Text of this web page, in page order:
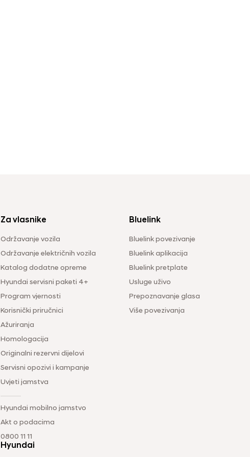
Za vlasnike
Održavanje vozila
Održavanje električnih vozila
Katalog dodatne opreme
Hyundai servisni paketi 4+
Program vjernosti
Korisnički priručnici
Ažuriranja
Homologacija
Originalni rezervni dijelovi
Servisni opozivi i kampanje
Uvjeti jamstva
Hyundai mobilno jamstvo
Akt o podacima
0800 11 11
Bluelink
Bluelink povezivanje
Bluelink aplikacija
Bluelink pretplate
Usluge uživo
Prepoznavanje glasa
Više povezivanja
Hyundai